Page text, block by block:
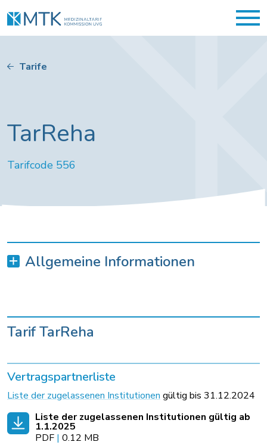
Tarife
TarReha
Tarifcode 556
Allgemeine Informationen
Tarif TarReha
Vertragspartnerliste
Liste der zugelassenen Institutionen gültig bis 31.12.2024
Liste der zugelassenen Institutionen gültig ab
1.1.2025
PDF | 0.12 MB